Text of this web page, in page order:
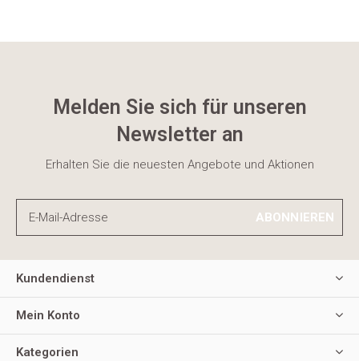
Melden Sie sich für unseren
Newsletter an
Erhalten Sie die neuesten Angebote und Aktionen
ABONNIEREN
Kundendienst
Mein Konto
Kategorien